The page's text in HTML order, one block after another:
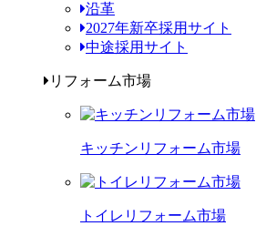
沿革
2027年新卒採用サイト
中途採用サイト
リフォーム市場
キッチンリフォーム市場
トイレリフォーム市場